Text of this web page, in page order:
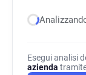
Esegui analisi
azienda